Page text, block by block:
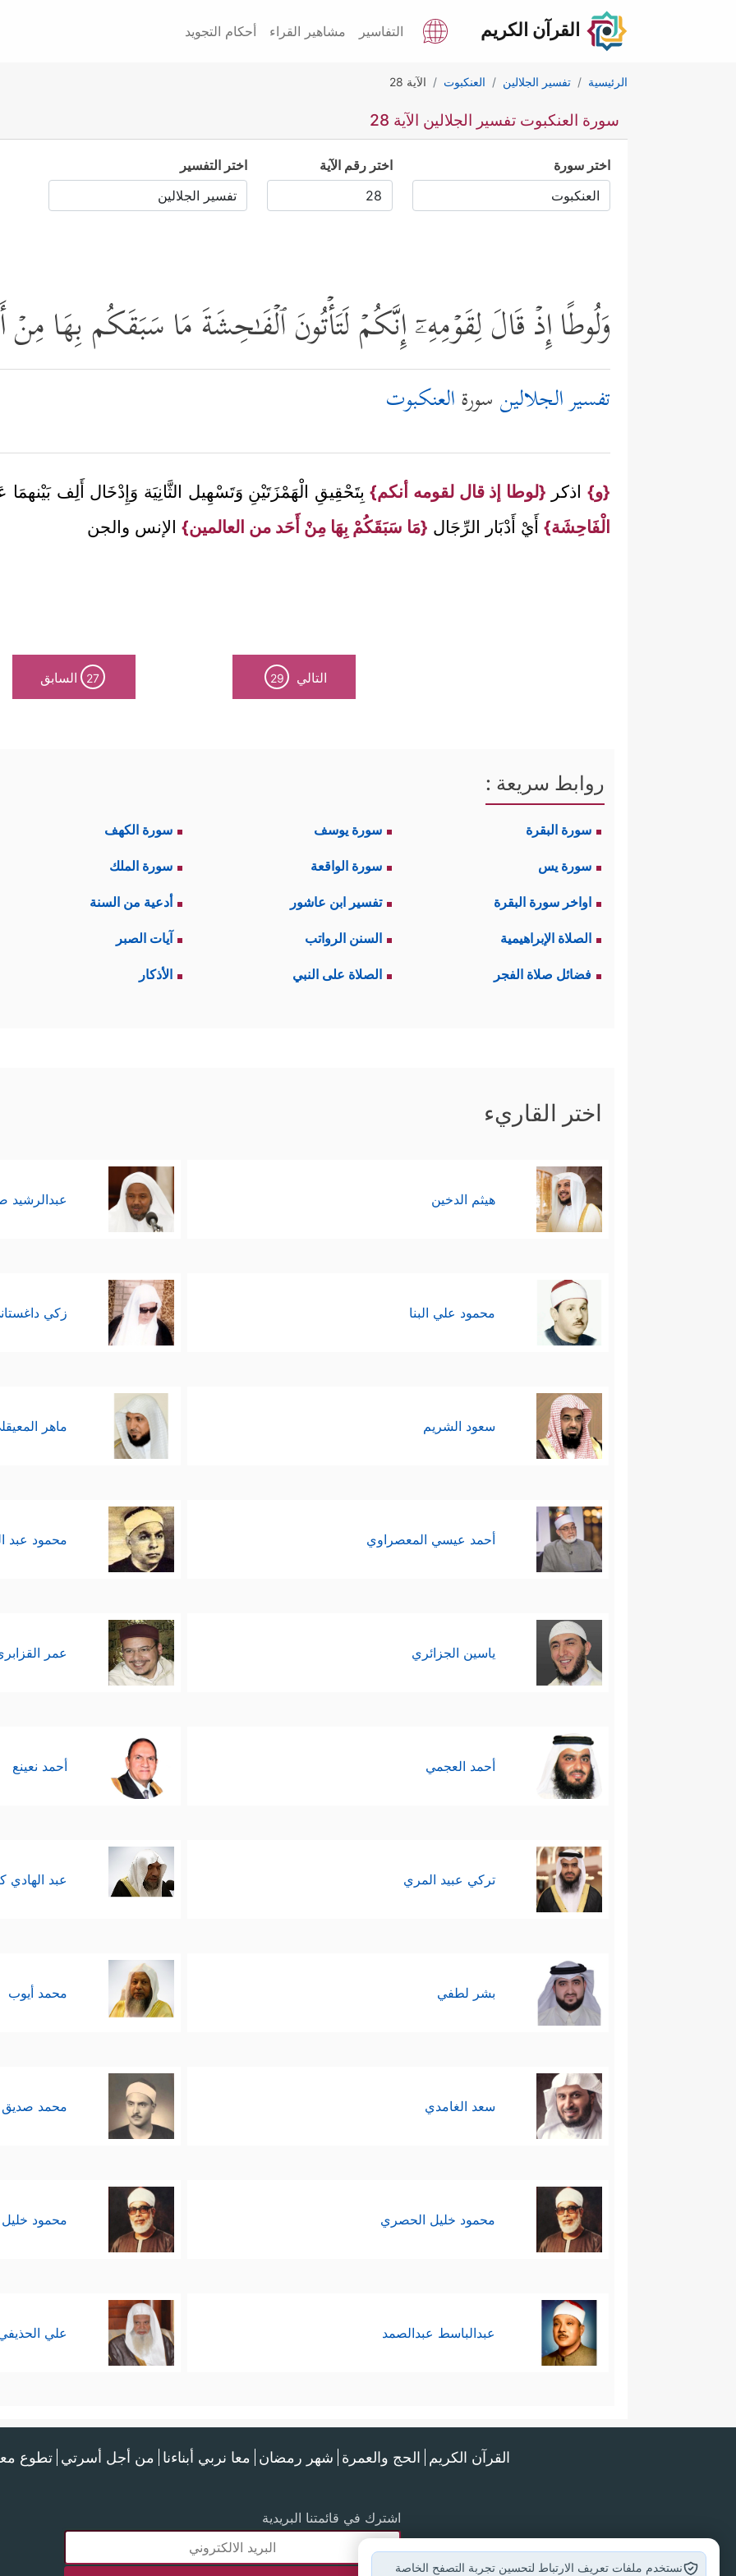
القرآن الكريم التفاسير مشاهير القراء أحكام التجويد
الرئيسية تفسير الجلالين العنكبوت الآية 28
سورة العنكبوت تفسير الجلالين الآية 28
اختر سورة اختر رقم الآية اختر التفسير
وَلُوطًا إِذۡ قَالَ لِقَوۡمِهِۦۤ إِنَّكُمۡ لَتَأۡتُونَ ٱلۡفَـٰحِشَةَ مَا سَبَقَكُم بِهَا
تفسير الجلالين سورةالعنكبوت
{و}اذكر {لوطا إذ قال لقومه أنكم}بِتَحْقِيقِ الْهَمْزَتَيْنِ وَتَسْهِيل الثَّانِيَة وَإِدْخَال أَلِف
الْفَاحِشَة} أَيْ أَدْبَار الرِّجَال {مَا سَبَقَكُمْ بِهَا مِنْ أَحَد من العالمين} الإنس والجن
التالي 29
27 السابق
روابط سريعة :
سورة البقرة سورة يوسف سورة الكهف
سورة يس سورة الواقعة سورة الملك
اواخر سورة البقرة تفسير ابن عاشور أدعية من السنة
الصلاة الإبراهيمية السنن الرواتب آيات الصبر
فضائل صلاة الفجر الصلاة على النبي الأذكار
اختر القاريء
هيثم الدخين عبدالرشيد
محمود علي البنا زكي
سعود الشريم ماهر
أحمد عيسي المعصراوي محمود عبد
ياسين الجزائري عمر
أحمد العجمي أحمد نعينع
تركي عبيد المري عبد الهادي
بشر لطفي محمد أيوب
سعد الغامدي محمد صديق
محمود خليل الحصري محمود
عبدالباسط عبدالصمد علي
القرآن الكريم الحج والعمرة شهر رمضان معا نربي أبناءنا من أجل أسرتي تطوع
اشترك في قائمتنا البريدية
نستخدم ملفات تعريف الارتباط لتحسين تجربة التصفح الخاصة